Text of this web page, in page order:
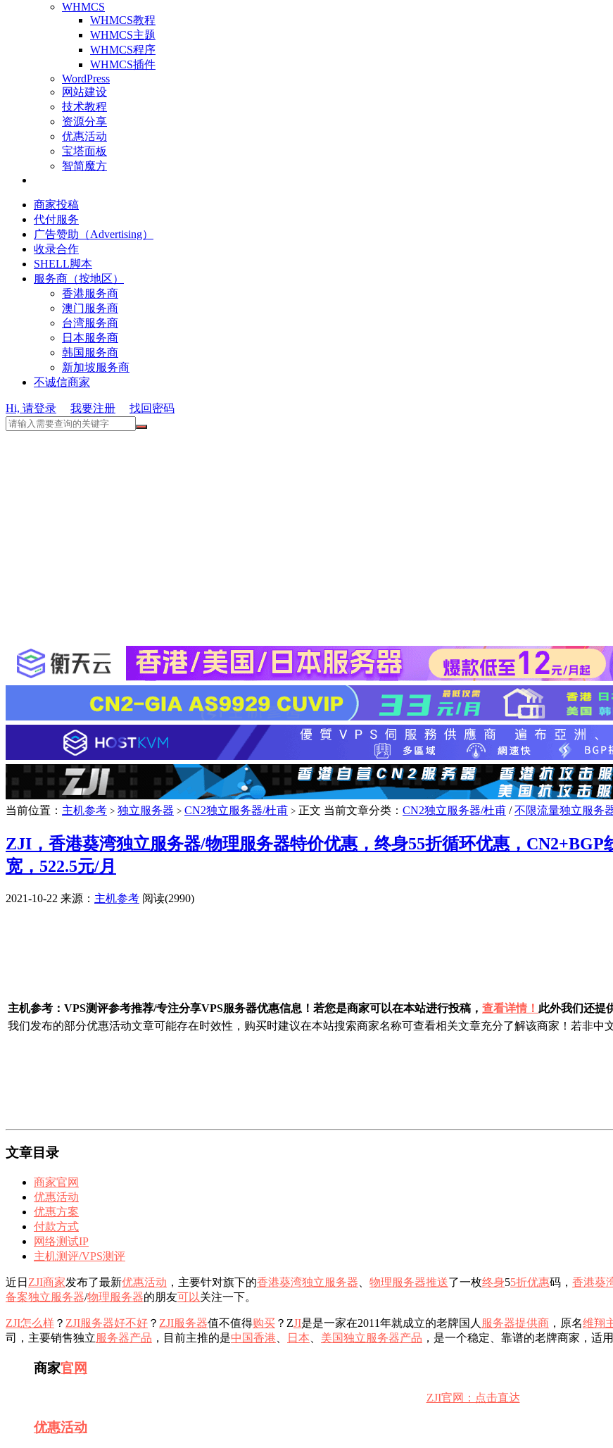
WHMCS
WHMCS教程
WHMCS主题
WHMCS程序
WHMCS插件
WordPress
网站建设
技术教程
资源分享
优惠活动
宝塔面板
智简魔方
商家投稿
代付服务
广告赞助（Advertising）
收录合作
SHELL脚本
服务商（按地区）
香港服务商
澳门服务商
台湾服务商
日本服务商
韩国服务商
新加坡服务商
不诚信商家
Hi, 请登录 我要注册 找回密码
当前位置： 主机参考 > 独立服务器 > CN2独立服务器/杜甫 > 正文 当前文章分类： CN2独立服务器/杜甫 /不限流量独立服务
ZJI，香港葵湾独立服务器/物理服务器特价优惠，终身55折循环优惠，CN2+BGP
宽，522.5元/月
2021-10-22 来源： 主机参考 阅读(2990)
主机参考：VPS测评参考推荐/专注分享VPS服务器优惠信息！若您是商家可以在本站进行投稿， 查看详情！ 此外我们还提
我们发布的部分优惠活动文章可能存在时效性，购买时建议在本站搜索商家名称可查看相关文章充分了解该商家！若非中
文章目录
商家官网
优惠活动
优惠方案
付款方式
网络测试IP
主机测评/VPS测评
近日 ZJI商家发布了最新优惠活动 ，主要针对旗下的香港葵湾独立服务器 物理服务器推送了一枚终身55折优惠码， 香港葵
备案独立服务器/物理服务器的朋友可以关注一下。
ZJI怎么样 ？ ZJI服务器好不好 ？ ZJI服务器值不值得购买 ？ZJI是是一家在2011年就成立的老牌国人 服务器提供商 ，原名维翔
司，主要销售独立服务器产品 ，目前主推的是中国香港 日本 美国独立服务器产品 ，是一个稳定、靠谱的老牌商家，适
商家官网
ZJI官网：点击直达
优惠活动